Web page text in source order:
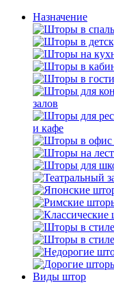
Назначение
залов
и кафе
Виды штор